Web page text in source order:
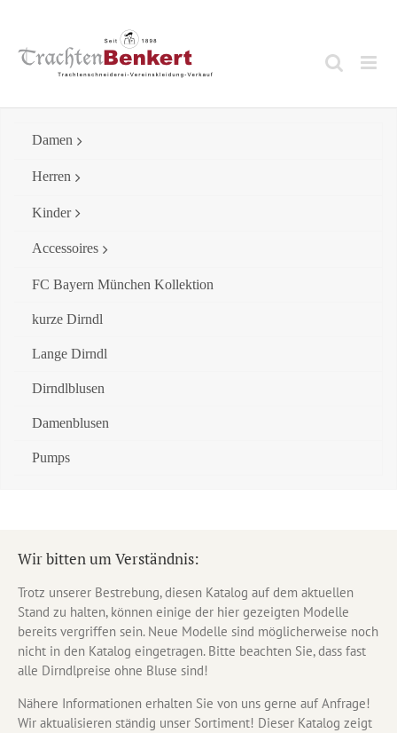
content
Damen
Herren
Kinder
Accessoires
FC Bayern München Kollektion
kurze Dirndl
Lange Dirndl
Dirndlblusen
Damenblusen
Pumps
Wir bitten um Verständnis:
Trotz unserer Bestrebung, diesen Katalog auf dem aktuellen
Stand zu halten, können einige der hier gezeigten Modelle
bereits vergriffen sein. Neue Modelle sind möglicherweise noch
nicht in den Katalog eingetragen. Bitte beachten Sie, dass fast
alle Dirndlpreise ohne Bluse sind!
Nähere Informationen erhalten Sie von uns gerne auf Anfrage!
Wir aktualisieren ständig unser Sortiment! Dieser Katalog zeigt